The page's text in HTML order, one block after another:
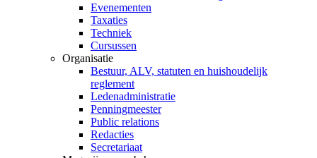
Evenementen
Taxaties
Techniek
Cursussen
Organisatie
Bestuur, ALV, statuten en huishoudelijk
reglement
Ledenadministratie
Penningmeester
Public relations
Redacties
Secretariaat